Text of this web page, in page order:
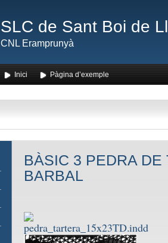
SLC de Sant Boi de
CNL Eramprunyà
Inici Pàgina d’exemple
BÀSIC 3 PEDRA DE
BARBAL